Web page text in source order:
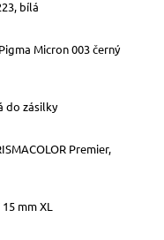
bílá
Micron 003 černý
do zásilky
Premier,
mm XL